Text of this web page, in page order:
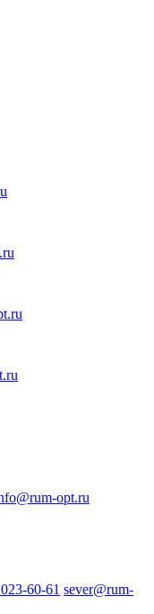
opt.ru
60-61 sever@rum-